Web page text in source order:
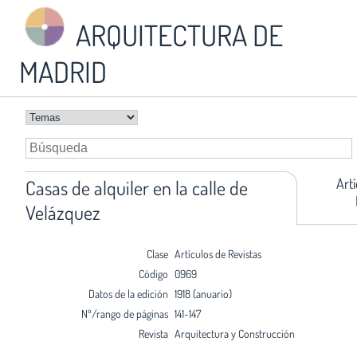
ARQUITECTURA DE
MADRID
Casas de alquiler en la calle de
Velázquez
Clase Artículos de Revistas
Código 0969
Datos de la edición 1918 (anuario)
Nº/rango de páginas 141-147
Revista Arquitectura y Construcción